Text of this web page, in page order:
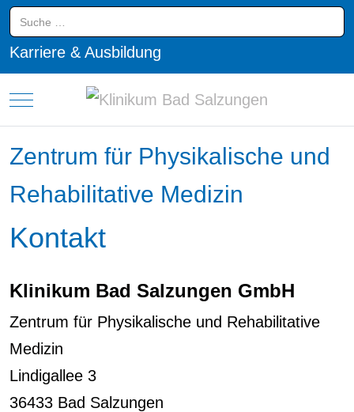
Suchen
Karriere & Ausbildung
Mobile Menu Toggle
Zentrum für Physikalische und
Rehabilitative Medizin
Kontakt
Klinikum Bad Salzungen GmbH
Zentrum für Physikalische und Rehabilitative
Medizin
Lindigallee 3
36433 Bad Salzungen